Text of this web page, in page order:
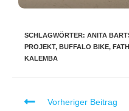
SCHLAGWÖRTER: ANITA
PROJEKT, BUFFALO BIKE,
KALEMBA
Vorheriger Beitrag